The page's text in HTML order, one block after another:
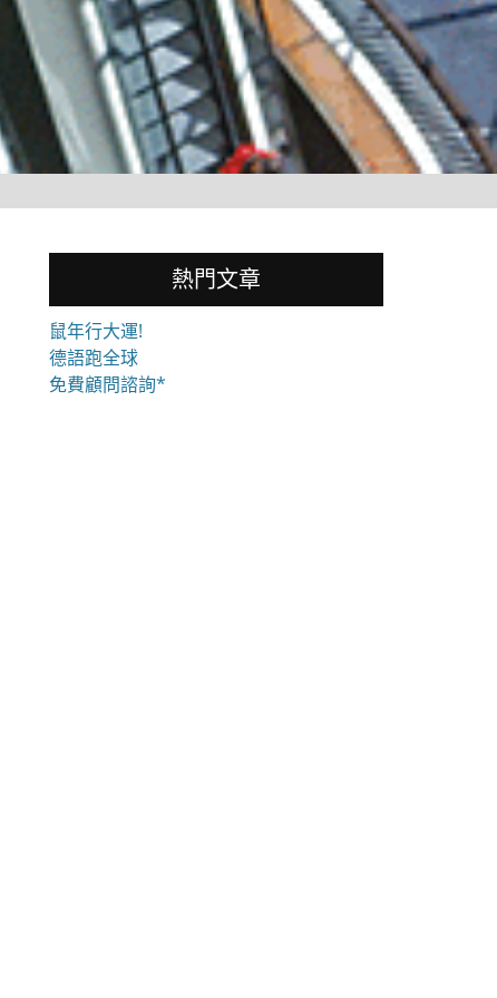
熱門文章
鼠年行大運!
德語跑全球
免費顧問諮詢*